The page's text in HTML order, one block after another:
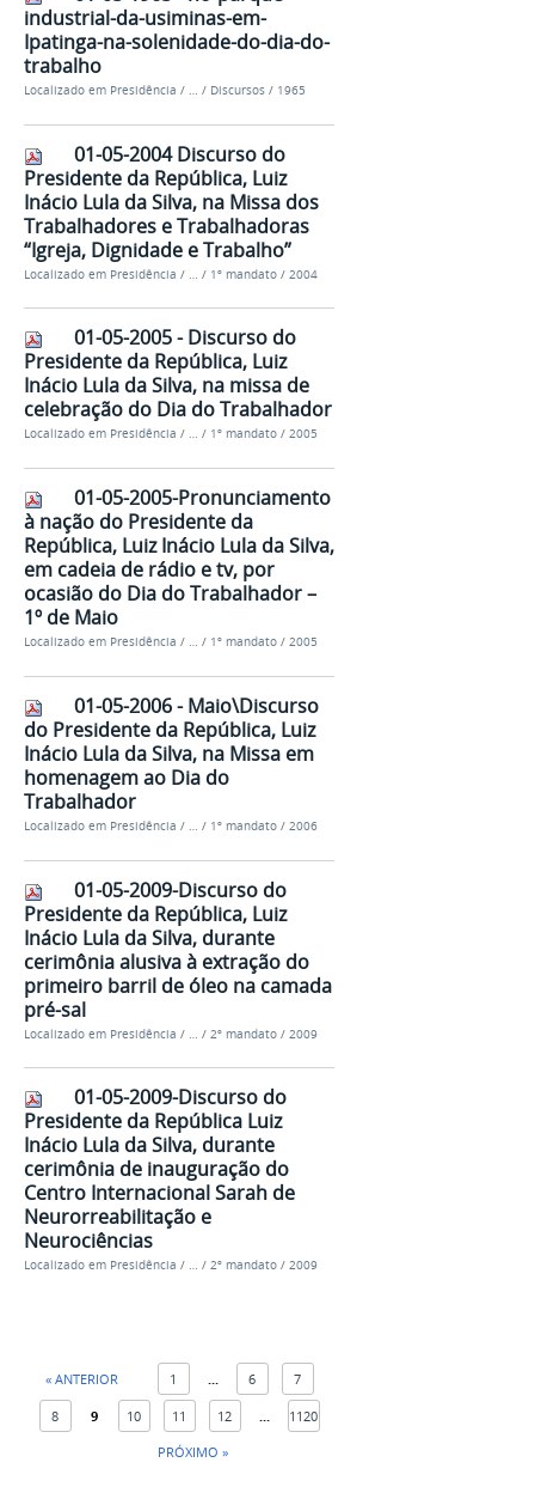
industrial-da-usiminas-em-
Ipatinga-na-solenidade-do-dia-do-
trabalho
Localizado em Presidência / … / Discursos / 1965
01-05-2004 Discurso do
Presidente da República, Luiz
Inácio Lula da Silva, na Missa dos
Trabalhadores e Trabalhadoras
“Igreja, Dignidade e Trabalho”
Localizado em Presidência / … / 1º mandato / 2004
01-05-2005 - Discurso do
Presidente da República, Luiz
Inácio Lula da Silva, na missa de
celebração do Dia do Trabalhador
Localizado em Presidência / … / 1º mandato / 2005
01-05-2005-Pronunciamento
à nação do Presidente da
República, Luiz Inácio Lula da Silva,
em cadeia de rádio e tv, por
ocasião do Dia do Trabalhador –
1º de Maio
Localizado em Presidência / … / 1º mandato / 2005
01-05-2006 - Maio\Discurso
do Presidente da República, Luiz
Inácio Lula da Silva, na Missa em
homenagem ao Dia do
Trabalhador
Localizado em Presidência / … / 1º mandato / 2006
01-05-2009-Discurso do
Presidente da República, Luiz
Inácio Lula da Silva, durante
cerimônia alusiva à extração do
primeiro barril de óleo na camada
pré-sal
Localizado em Presidência / / 2º mandato / 2009
01-05-2009-Discurso do
Presidente da República Luiz
Inácio Lula da Silva, durante
cerimônia de inauguração do
Centro Internacional Sarah de
Neurorreabilitação e
Neurociências
Localizado em Presidência / … / 2º mandato / 2009
« ANTERIOR 1 ... 6 7
8 9 10 11 12 ...
1120
PRÓXIMO »